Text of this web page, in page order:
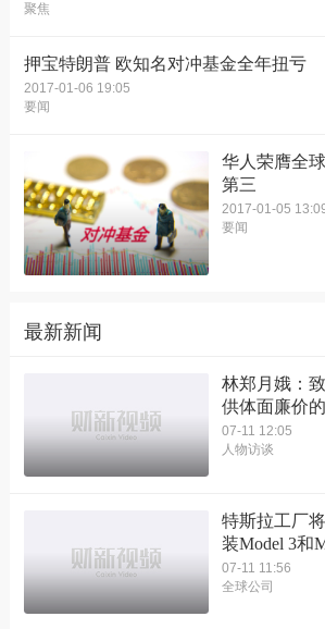
聚焦
押宝特朗普 欧知名对冲基金全年扭亏
2017-01-06 19:05
要闻
华人荣膺全
第三
2017-01-05
要闻
最新新闻
林郑月娥：
供体面廉价
07-11 12:05
人物访谈
特斯拉工厂
装Model 3和
07-11 11:56
全球公司